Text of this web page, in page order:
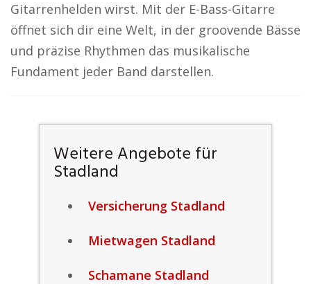
Gitarrenhelden wirst. Mit der E-Bass-Gitarre
öffnet sich dir eine Welt, in der groovende Bässe
und präzise Rhythmen das musikalische
Fundament jeder Band darstellen.
Weitere Angebote für
Stadland
Versicherung Stadland
Mietwagen Stadland
Schamane Stadland